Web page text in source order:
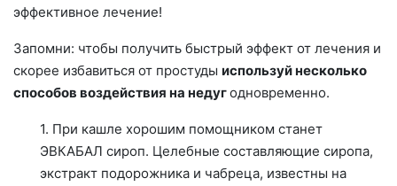
эффективное лечение!
Запомни: чтобы получить быстрый эффект от лечения и
скорее избавиться от простуды используй несколько
способов воздействия на недугодновременно.
1. При кашле хорошим помощником станет
ЭВКАБАЛ сироп. Целебные составляющие сиропа,
экстракт подорожника и чабреца, известны на